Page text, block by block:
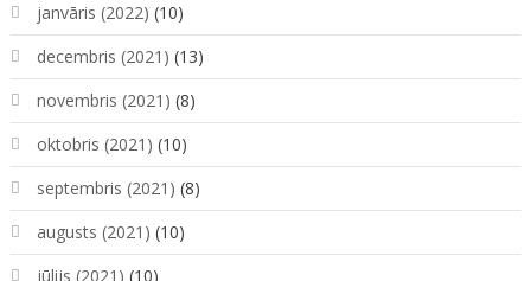
janvāris (2022) (10)
decembris (2021) (13)
novembris (2021) (8)
oktobris (2021) (10)
septembris (2021) (8)
augusts (2021) (10)
jūlijs (2021) (10)